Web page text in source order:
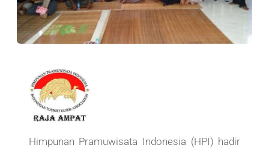
Himpunan Pramuwisata Indonesia (HPI) hadir